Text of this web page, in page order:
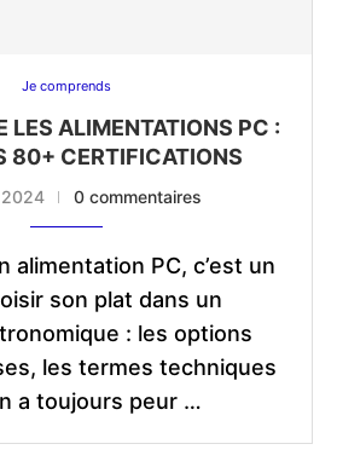
Je comprends
LES ALIMENTATIONS PC :
80+ CERTIFICATIONS
0 commentaires
alimentation PC, c’est un
son plat dans un
: les options
les termes techniques
a toujours peur …